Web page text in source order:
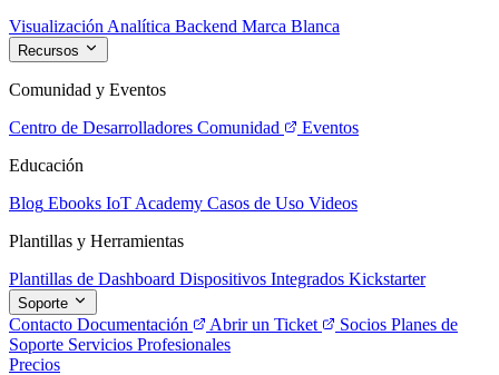
Visualización Analítica Backend Marca Blanca
Recursos
Comunidad y Eventos
Centro de Desarrolladores Comunidad
Eventos
Educación
Blog Ebooks IoT Academy Casos de Uso Videos
Plantillas y Herramientas
Plantillas de Dashboard Dispositivos Integrados Kickstarter
Soporte
Contacto Documentación Abrir un Ticket Socios Planes de
Soporte Servicios Profesionales
Precios